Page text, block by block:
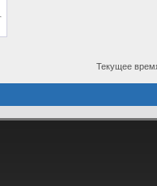
Текущее